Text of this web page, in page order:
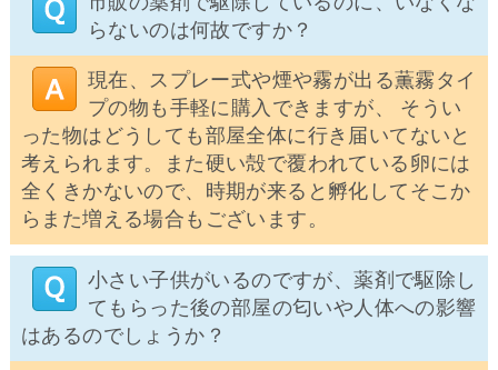
らないのは何故ですか？
現在、スプレー式や煙や霧が出る薫霧タイ
プの物も手軽に購入できますが、 そうい
った物はどうしても部屋全体に行き届いてないと
考えられます。また硬い殻で覆われている卵には
全くきかないので、時期が来ると孵化してそこか
らまた増える場合もございます。
小さい子供がいるのですが、薬剤で駆除し
てもらった後の部屋の匂いや人体への影響
はあるのでしょうか？